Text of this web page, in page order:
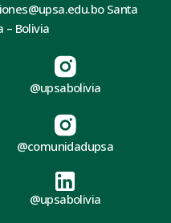
Santa
– Bolivia
@upsabolivia
@comunidadupsa
@upsabolivia